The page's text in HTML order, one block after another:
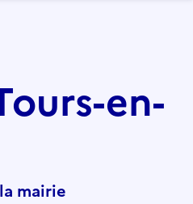
en-
mairie